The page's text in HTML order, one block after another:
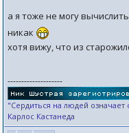
а я тоже не могу
никак
хотя вижу, что из
--------------------
"Сердиться на людей
Карлос Кастанеда